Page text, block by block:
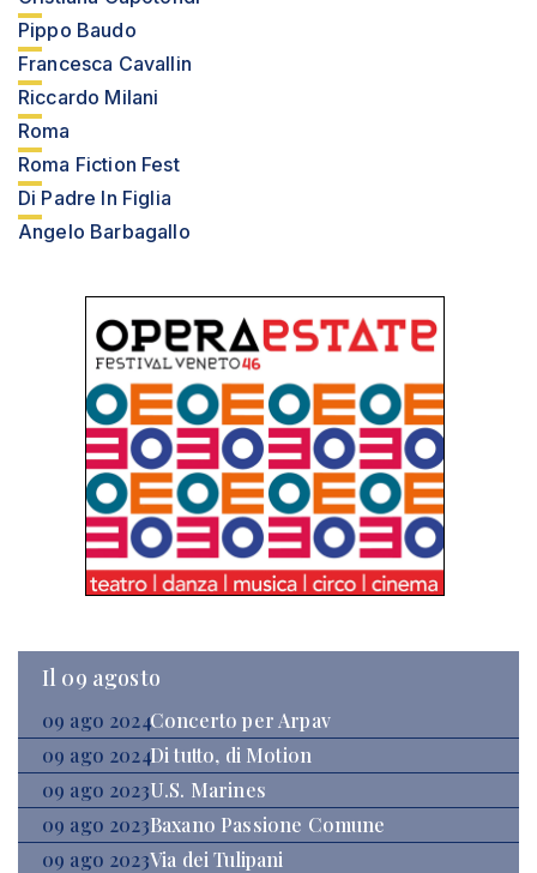
Pippo Baudo
Francesca Cavallin
Riccardo Milani
Roma
Roma Fiction Fest
Di Padre In Figlia
Angelo Barbagallo
Il 09 agosto
09 ago 2024Concerto per Arpav
09 ago 2024Di tutto, di Motion
09 ago 2023U.S. Marines
09 ago 2023Baxano Passione Comune
09 ago 2023Via dei Tulipani